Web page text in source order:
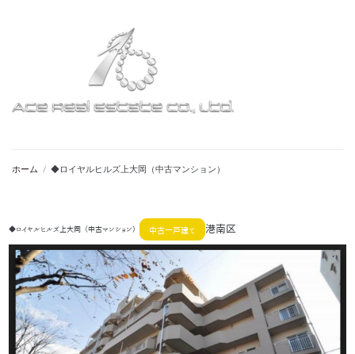
ホーム / ◆ロイヤルヒルズ上大岡（中古マンション）
◆ロイヤルヒルズ上大岡（中古マンション） 中古一戸建て 港南区